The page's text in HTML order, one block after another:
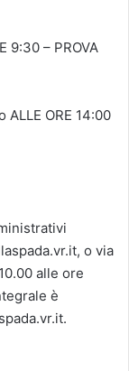
9:30 – PROVA
ALLE ORE 14:00
o via
alle ore
è